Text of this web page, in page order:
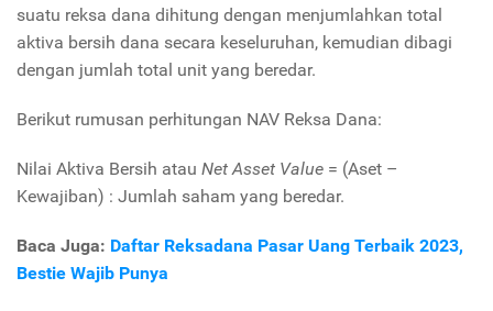
suatu reksa dana dihitung dengan menjumlahkan total
aktiva bersih dana secara keseluruhan, kemudian dibagi
dengan jumlah total unit yang beredar.
Berikut rumusan perhitungan NAV Reksa Dana:
Nilai Aktiva Bersih atau Net Asset Value = (Aset –
Kewajiban) : Jumlah saham yang beredar.
Baca Juga: Daftar Reksadana Pasar Uang Terbaik 2023,
Bestie Wajib Punya